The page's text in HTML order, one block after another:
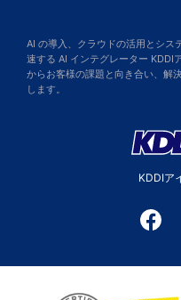
AI の導入、クラウドの活用とシス
速する AI インテグレーター KDDI
からお客様の課題と向き合い、解
します。
KDDIア